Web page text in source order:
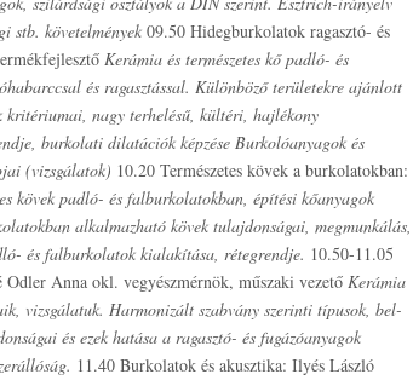
stb. követelmények 09.50 Hidegburkolatok ragasztó- és
Kerámia és természetes kő padló- és
és ragasztással. Különböző területekre ajánlott
kritériumai, nagy terhelésű, kültéri, hajlékony
burkolati dilatációk képzése Burkolóanyagok és
(vizsgálatok) 10.20 Természetes kövek a burkolatokban:
kövek padló- és falburkolatokban, építési kőanyagok
alkalmazható kövek tulajdonságai, megmunkálás,
és falburkolatok kialakítása, rétegrendje. 10.50-11.05
Anna okl. vegyészmérnök, műszaki vezető Kerámia
vizsgálatuk. Harmonizált szabvány szerinti típusok, bel-
és ezek hatása a ragasztó- és fugázóanyagok
11.40 Burkolatok és akusztika: Ilyés László